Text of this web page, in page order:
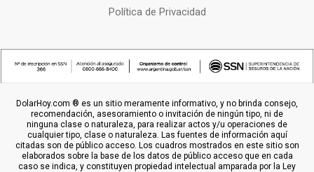
Política de Privacidad
DolarHoy.com ® es un sitio meramente informativo, y no brinda consejo,
recomendación, asesoramiento o invitación de ningún tipo, ni de
ninguna clase o naturaleza, para realizar actos y/u operaciones de
cualquier tipo, clase o naturaleza. Las fuentes de información aquí
citadas son de público acceso. Los cuadros mostrados en este sitio son
elaborados sobre la base de los datos de público acceso que en cada
caso se indica, y constituyen propiedad intelectual amparada por la Ley